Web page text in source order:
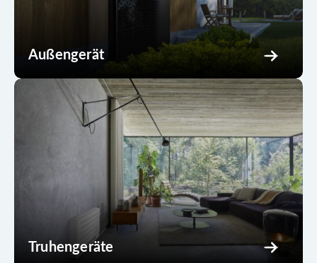
Außengerät
Bestseller
Truhengeräte